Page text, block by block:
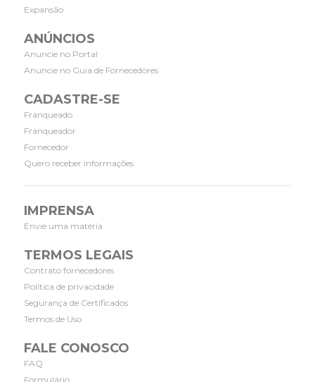
Expansão
ANÚNCIOS
Anuncie no Portal
Anuncie no Guia de Fornecedores
CADASTRE-SE
Franqueado
Franqueador
Fornecedor
Quero receber informações
IMPRENSA
Envie uma matéria
TERMOS LEGAIS
Contrato fornecedores
Política de privacidade
Segurança de Certificados
Termos de Uso
FALE CONOSCO
FAQ
Formulário